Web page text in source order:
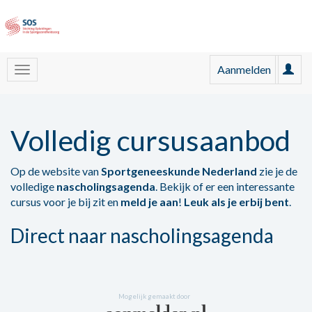
Aanmelden
Volledig cursusaanbod
Op de website van Sportgeneeskunde Nederland zie je de
volledige nascholingsagenda . Bekijk of er een interessante
cursus voor je bij zit en meld je aan! Leuk als je erbij bent
Direct naar nascholingsagenda
Mogelijk gemaakt door